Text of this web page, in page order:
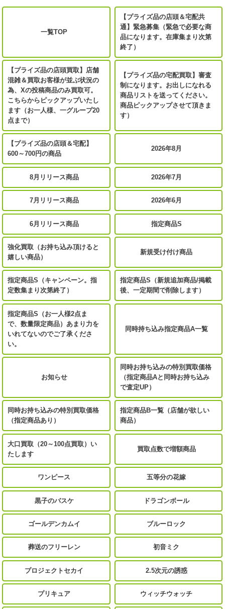
一覧TOP
【プライズ品の店頭＆宅配共
通】緊急募集（緊急で必要な商
品になります。在庫集まり次第
終了）
【プライズ品の店頭買取】店舗
混雑＆買取お客様が並ぶ状況の
為、Xの投稿商品のみ買取可。
こちらからピックアップいたし
ます（お一人様、一グループ20
点まで）
【プライズ品の宅配買取】審査
制になります。お出しになれる
商品リストを送ってください。
商品ピックアップさせて頂きま
す）
【プライズ品の店頭＆宅配】
600～700円の商品
2026年8月
8月リリース商品 2026年7月
7月リリース商品 2026年6月
6月リリース商品 指定商品S
強化買取（お持ち込み頂けると
嬉しい商品）
新規受け付け商品
指定商品S（キャンペーン。指
定数集まり次第終了）
指定商品S（新規追加商品/掲載
後、一定期間で削除します）
指定商品S（お一人様2点ま
で、数量限定商品）あまり力を
いれてないのでご了承くださ
い。
同時持ち込み指定商品A一覧
お知らせ
同時お持ち込みの特別買取価格
（指定商品Aと同時お持ち込み
で査定UP）
同時お持ち込みの特別買取価格
（指定商品あり）
指定商品B一覧（店舗が欲しい
商品）
大口買取（20～100点買取）い
たします
買取点数で増額商品
ワンピース 五等分の花嫁
黒子のバスケ ドラゴンボール
ゴールデンカムイ ブルーロック
葬送のフリーレン 初音ミク
プロジェクトセカイ 2.5次元の誘惑
プリキュア ウィッチウォッチ